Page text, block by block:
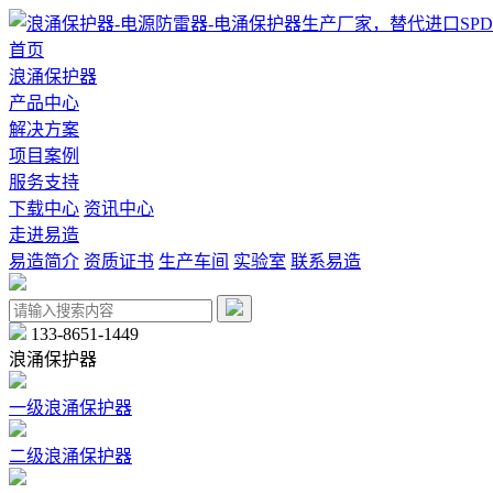
首页
浪涌保护器
产品中心
解决方案
项目案例
服务支持
下载中心 资讯中心
走进易造
易造简介 资质证书 生产车间 实验室 联系易造
133-8651-1449
浪涌保护器
一级浪涌保护器
二级浪涌保护器